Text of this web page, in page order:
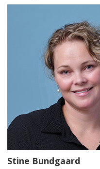
Stine Bundgaard